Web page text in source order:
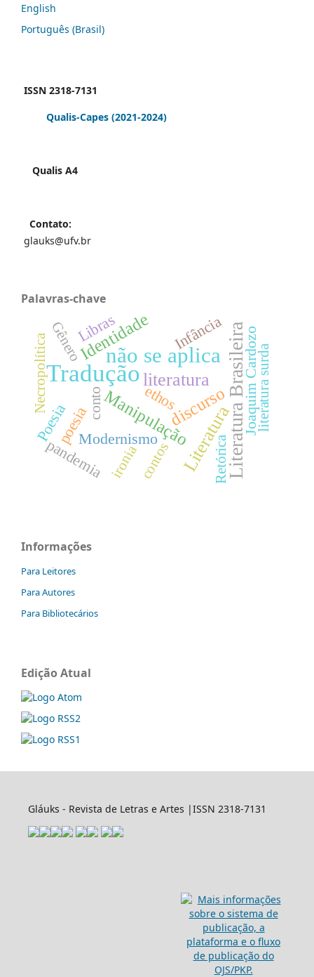
English
Português (Brasil)
ISSN 2318-7131
Qualis-Capes (2021-2024)
Qualis A4
Contato:
glauks@ufv.br
Palavras-chave
Tradução
não se aplica Literatura Brasileira
literatura
Literatura
Manipulaçãodiscurso
Identidade Joaquim Cardozo
conto
Infância
Modernismo
ethos
Libras
poesia
pandemia
Poesia literatura surda
contos
Necropolítica
Retórica
Gênero
ironia
Informações
Para Leitores
Para Autores
Para Bibliotecários
Edição Atual
Gláuks - Revista de Letras e Artes |ISSN 2318-7131